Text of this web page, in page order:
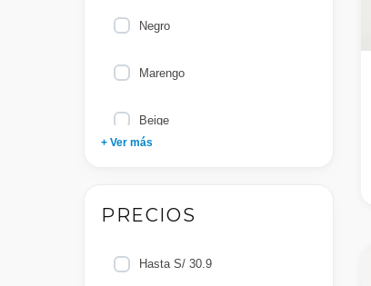
10
14
12
Negro
Marengo
Beige
Gris
Marfil
+ Ver más
PRECIOS
Hasta S/ 30.9